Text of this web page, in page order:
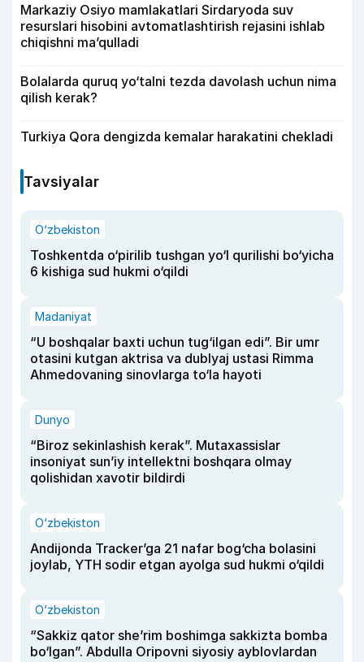
Markaziy Osiyo mamlakatlari Sirdaryoda suv
resurslari hisobini avtomatlashtirish rejasini ishlab
chiqishni ma’qulladi
Bolalarda quruq yo‘talni tezda davolash uchun nima
qilish kerak?
Turkiya Qora dengizda kemalar harakatini chekladi
Tavsiyalar
O‘zbekiston
Toshkentda o‘pirilib tushgan yo‘l qurilishi bo‘yicha
6 kishiga sud hukmi o‘qildi
Madaniyat
“U boshqalar baxti uchun tug‘ilgan edi”. Bir umr
otasini kutgan aktrisa va dublyaj ustasi Rimma
Ahmedovaning sinovlarga to‘la hayoti
Dunyo
“Biroz sekinlashish kerak”. Mutaxassislar
insoniyat sun’iy intellektni boshqara olmay
qolishidan xavotir bildirdi
O‘zbekiston
Andijonda Tracker’ga 21 nafar bog‘cha bolasini
joylab, YTH sodir etgan ayolga sud hukmi o‘qildi
O‘zbekiston
“Sakkiz qator she’rim boshimga sakkizta bomba
bo‘lgan”. Abdulla Oripovni siyosiy ayblovlardan